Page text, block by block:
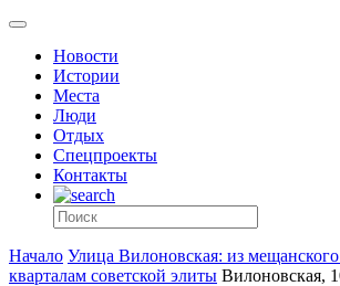
Новости
Истории
Места
Люди
Отдых
Спецпроекты
Контакты
Начало Улица Вилоновская: из мещанского
кварталам советской элиты Вилоновская,